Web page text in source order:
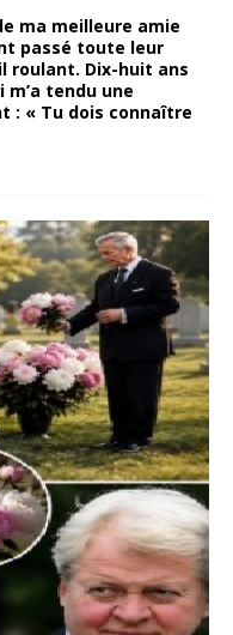
ma meilleure amie
passé toute leur
roulant. Dix-huit ans
tendu une
: « Tu dois connaître